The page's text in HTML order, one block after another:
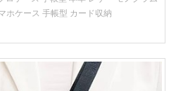
ホケース 手帳型 カード収納
galaxy s26/s25/s24ケース 手帳型 大